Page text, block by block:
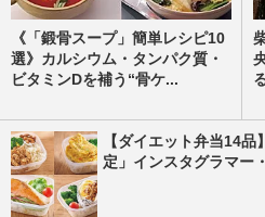
《「鍛骨スープ」簡単レシピ10
選》カルシウム・タンパク質・
ビタミンDを補う“骨ケ...
【ダイエット弁当14
定」インスタグラマー